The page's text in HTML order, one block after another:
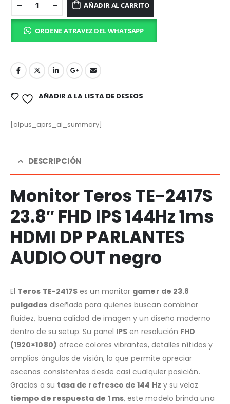
AÑADIR AL CARRITO
ORDENE ATRAVEZ DEL WHATSAPP
AÑADIR A LA LISTA DE DESEOS
[alpus_aprs_ai_summary]
DESCRIPCIÓN
Monitor Teros TE-2417S
23.8″ FHD IPS 144Hz 1ms
HDMI DP PARLANTES
AUDIO OUT negro
El Teros TE-2417S es un monitor gamer de 23.8
pulgadas diseñado para quienes buscan combinar
fluidez, buena calidad de imagen y un diseño moderno
dentro de su setup. Su panel IPS en resolución FHD
(1920×1080) ofrece colores vibrantes, detalles nítidos y
amplios ángulos de visión, lo que permite apreciar
escenas consistentes desde casi cualquier posición.
Gracias a su tasa de refresco de 144 Hz y su veloz
tiempo de respuesta de 1 ms, este modelo brinda una